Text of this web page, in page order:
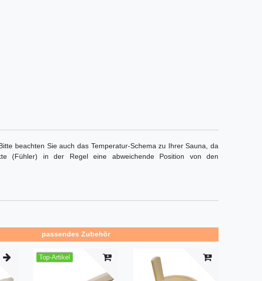
beachten Sie auch das Temperatur-Schema zu Ihrer Sauna, da
(Fühler) in der Regel eine abweichende Position von den
Top-Artikel
passendes Zubehör
Top-Artikel